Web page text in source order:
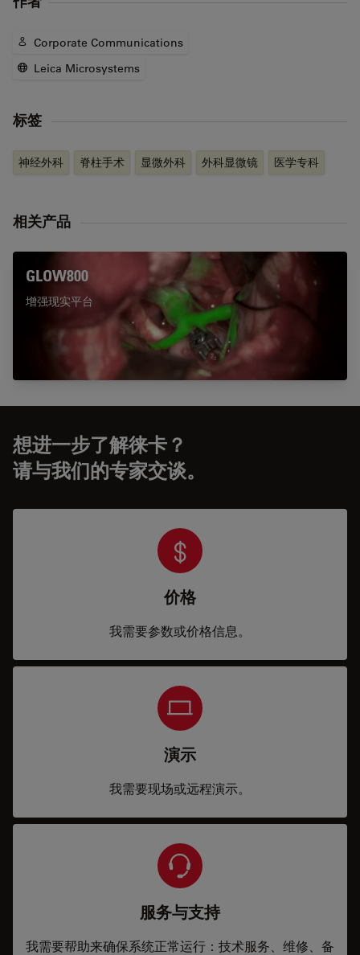
Corporate Communications
Leica Microsystems
标签
神经外科 脊柱手术 显微外科 外科显微镜 医学专科
相关产品
GLOW800
增强现实平台
想进一步了解徕卡？
请与我们的专家交谈。
价格
我需要参数或价格信息。
演示
我需要现场或远程演示。
服务与支持
我需要帮助来确保系统正常运行：技术服务、维修、备